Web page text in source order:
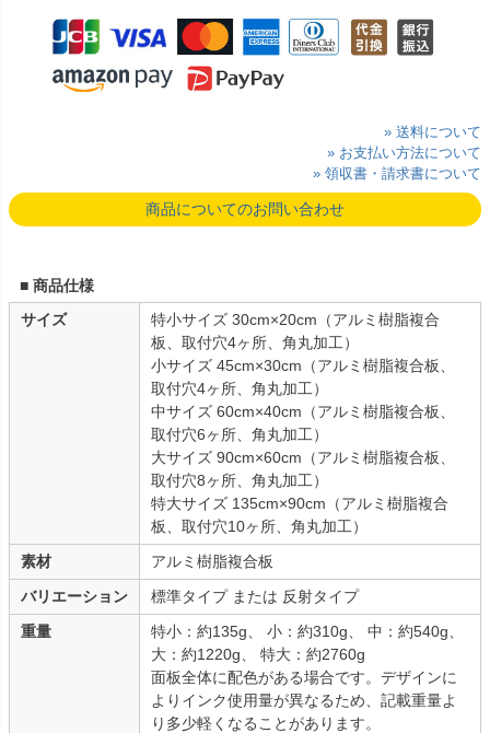
» 送料について
» お支払い方法について
» 領収書・請求書について
商品についてのお問い合わせ
■ 商品仕様
サイズ
特小サイズ 30cm×20cm（アルミ樹脂複合
板、取付穴4ヶ所、角丸加工）
小サイズ 45cm×30cm（アルミ樹脂複合板、
取付穴4ヶ所、角丸加工）
中サイズ 60cm×40cm（アルミ樹脂複合板、
取付穴6ヶ所、角丸加工）
大サイズ 90cm×60cm（アルミ樹脂複合板、
取付穴8ヶ所、角丸加工）
特大サイズ 135cm×90cm（アルミ樹脂複合
板、取付穴10ヶ所、角丸加工）
素材
アルミ樹脂複合板
バリエーション
標準タイプ または 反射タイプ
重量
特小：約135g、 小：約310g、 中：約540g、
大：約1220g、 特大：約2760g
面板全体に配色がある場合です。デザインに
よりインク使用量が異なるため、記載重量よ
り多少軽くなることがあります。